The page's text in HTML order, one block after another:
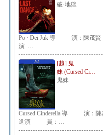
破·地獄
Po · Dei Juk 導 演：陳茂賢
演 …
[越] 鬼
妹 (Cursed Ci…
鬼妹
Cursed Cinderella 導 演：陳
進演 員：…